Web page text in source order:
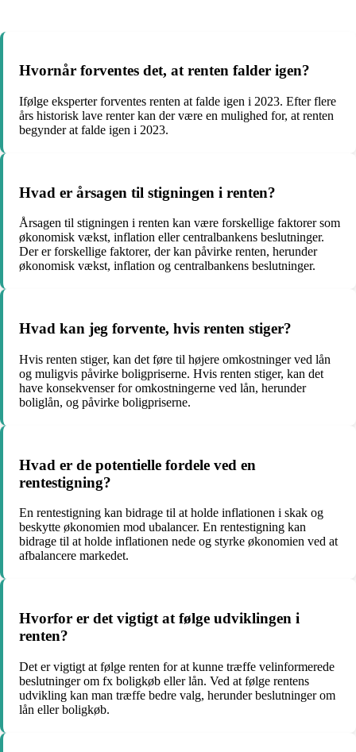
Hvornår forventes det, at renten falder igen?
Ifølge eksperter forventes renten at falde igen i 2023. Efter flere
års historisk lave renter kan der være en mulighed for, at renten
begynder at falde igen i 2023.
Hvad er årsagen til stigningen i renten?
Årsagen til stigningen i renten kan være forskellige faktorer som
økonomisk vækst, inflation eller centralbankens beslutninger.
Der er forskellige faktorer, der kan påvirke renten, herunder
økonomisk vækst, inflation og centralbankens beslutninger.
Hvad kan jeg forvente, hvis renten stiger?
Hvis renten stiger, kan det føre til højere omkostninger ved lån
og muligvis påvirke boligpriserne. Hvis renten stiger, kan det
have konsekvenser for omkostningerne ved lån, herunder
boliglån, og påvirke boligpriserne.
Hvad er de potentielle fordele ved en
rentestigning?
En rentestigning kan bidrage til at holde inflationen i skak og
beskytte økonomien mod ubalancer. En rentestigning kan
bidrage til at holde inflationen nede og styrke økonomien ved at
afbalancere markedet.
Hvorfor er det vigtigt at følge udviklingen i
renten?
Det er vigtigt at følge renten for at kunne træffe velinformerede
beslutninger om fx boligkøb eller lån. Ved at følge rentens
udvikling kan man træffe bedre valg, herunder beslutninger om
lån eller boligkøb.